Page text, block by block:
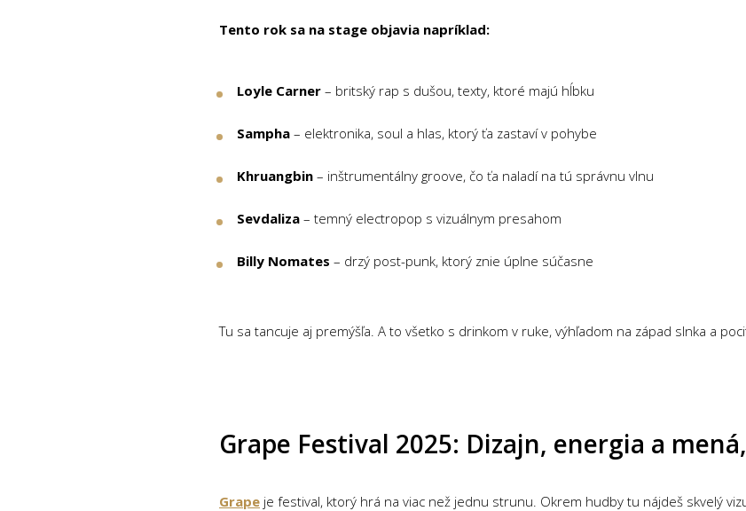
Tento rok sa na stage objavia napríklad:
Loyle Carner – britský rap s dušou, texty, ktoré majú hĺbku
Sampha – elektronika, soul a hlas, ktorý ťa zastaví v pohybe
Khruangbin – inštrumentálny groove, čo ťa naladí na tú správnu vlnu
Sevdaliza – temný electropop s vizuálnym presahom
Billy Nomates – drzý post-punk, ktorý znie úplne súčasne
Tu sa tancuje aj premýšľa. A to všetko s drinkom v ruke, výhľadom na západ slnka a
Grape Festival 2025: Dizajn, energia a
Grape je festival, ktorý hrá na viac než jednu strunu. Okrem hudby tu nájdeš skvelý